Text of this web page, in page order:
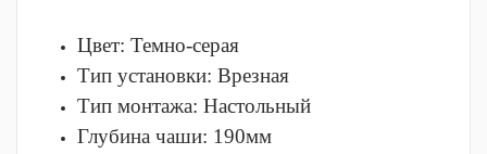
Цвет: Темно-серая
Тип установки: Врезная
Тип монтажа: Настольный
Глубина чаши: 190мм